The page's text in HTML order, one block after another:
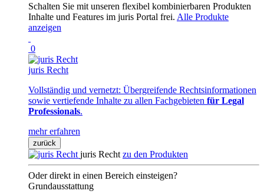
Schalten Sie mit unseren flexibel kombinierbaren Produkten
Inhalte und Features im juris Portal frei. Alle Produkte
anzeigen
0
juris Recht
Vollständig und vernetzt: Übergreifende Rechtsinformationen
sowie vertiefende Inhalte zu allen Fachgebieten für Legal
Professionals.
mehr erfahren
zurück
juris Recht zu den Produkten
Oder direkt in einen Bereich einsteigen?
Grundausstattung